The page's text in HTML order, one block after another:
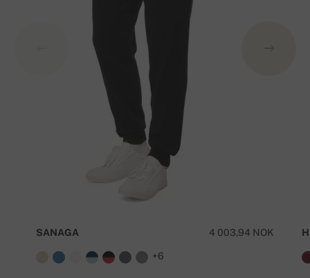
4 003,94 NOK
SANAGA
+6